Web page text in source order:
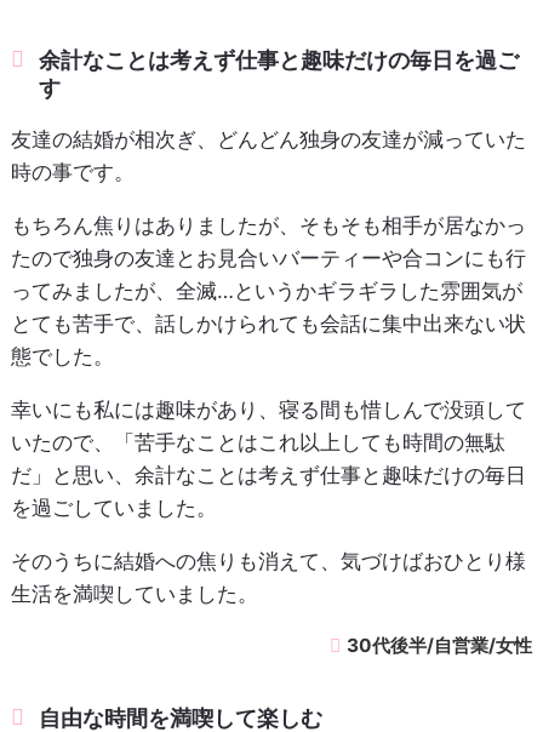
余計なことは考えず仕事と趣味だけの毎日を過ご
す
友達の結婚が相次ぎ、どんどん独身の友達が減っていた
時の事です。
もちろん焦りはありましたが、そもそも相手が居なかっ
たので独身の友達とお見合いバーティーや合コンにも行
ってみましたが、全滅…というかギラギラした雰囲気が
とても苦手で、話しかけられても会話に集中出来ない状
態でした。
幸いにも私には趣味があり、寝る間も惜しんで没頭して
いたので、「苦手なことはこれ以上しても時間の無駄
だ」と思い、余計なことは考えず仕事と趣味だけの毎日
を過ごしていました。
そのうちに結婚への焦りも消えて、気づけばおひとり様
生活を満喫していました。
30代後半/自営業/女性
自由な時間を満喫して楽しむ